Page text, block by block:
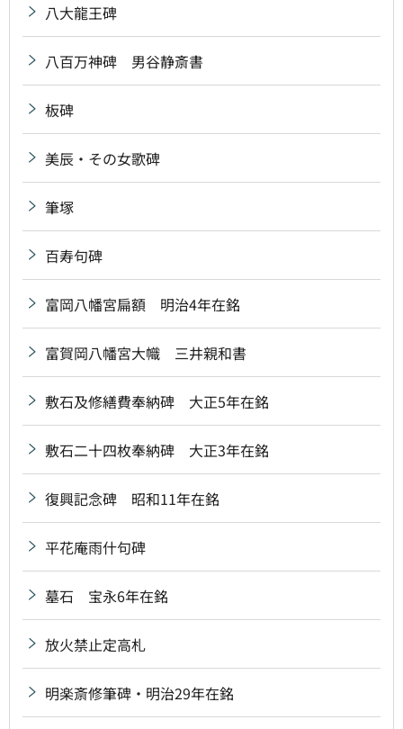
八大龍王碑
八百万神碑 男谷静斎書
板碑
美辰・その女歌碑
筆塚
百寿句碑
富岡八幡宮扁額 明治4年在銘
富賀岡八幡宮大幟 三井親和書
敷石及修繕費奉納碑 大正5年在銘
敷石二十四枚奉納碑 大正3年在銘
復興記念碑 昭和11年在銘
平花庵雨什句碑
墓石 宝永6年在銘
放火禁止定高札
明楽斎修筆碑・明治29年在銘